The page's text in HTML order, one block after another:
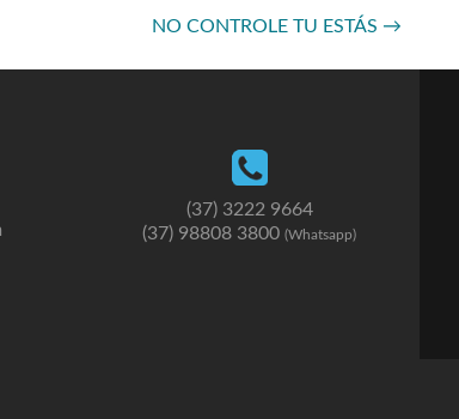
NO CONTROLE TU ESTÁS →
(37) 3222 9664
(37) 98808 3800 (Whatsapp)